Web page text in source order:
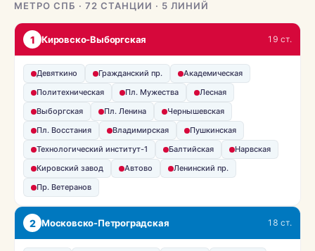
МЕТРО СПБ · 72 СТАНЦИИ · 5 ЛИНИЙ
1 Кировско-Выборгская 19 ст.
Девяткино Гражданский пр.
Академическая
Политехническая
Пл. Мужества
Лесная
Выборгская
Пл. Ленина
Чернышевская
Пл. Восстания
Владимирская
Пушкинская
Технологический институт-1
Балтийская
Нарвская
Кировский завод
Автово
Ленинский пр.
Пр. Ветеранов
2 Московско-Петроградская 18 ст.